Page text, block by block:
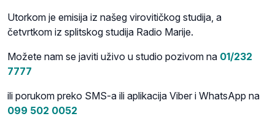
Utorkom je emisija iz našeg virovitičkog studija, a
četvrtkom iz splitskog studija Radio Marije.
Možete nam se javiti uživo u studio pozivom na 01/232
7777
ili porukom preko SMS-a ili aplikacija Viber i WhatsApp na
099 502 0052